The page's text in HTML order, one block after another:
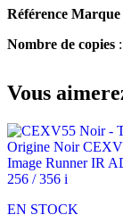
Référence Marque
Nombre de copies
Vous
EN STOCK